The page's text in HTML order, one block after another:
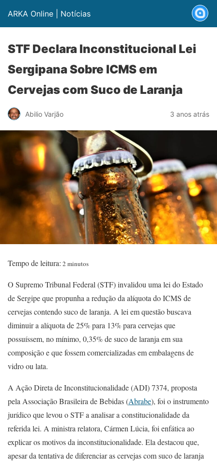
ARKA Online | Notícias
STF Declara Inconstitucional Lei
Sergipana Sobre ICMS em
Cervejas com Suco de Laranja
Abilio Varjão 3 anos atrás
Tempo de leitura: 2 minutos
O Supremo Tribunal Federal (STF) invalidou uma lei do Estado
de Sergipe que propunha a redução da alíquota do ICMS de
cervejas contendo suco de laranja. A lei em questão buscava
diminuir a alíquota de 25% para 13% para cervejas que
possuíssem, no mínimo, 0,35% de suco de laranja em sua
composição e que fossem comercializadas em embalagens de
vidro ou lata.
A Ação Direta de Inconstitucionalidade (ADI) 7374, proposta
pela Associação Brasileira de Bebidas (Abrabe), foi o instrumento
jurídico que levou o STF a analisar a constitucionalidade da
referida lei. A ministra relatora, Cármen Lúcia, foi enfática ao
explicar os motivos da inconstitucionalidade. Ela destacou que,
apesar da tentativa de diferenciar as cervejas com suco de laranja